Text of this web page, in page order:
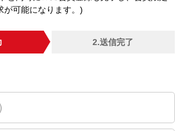
が可能になります。)
2.送信完了